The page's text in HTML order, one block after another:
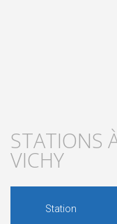
STATIONS
VICHY
Station